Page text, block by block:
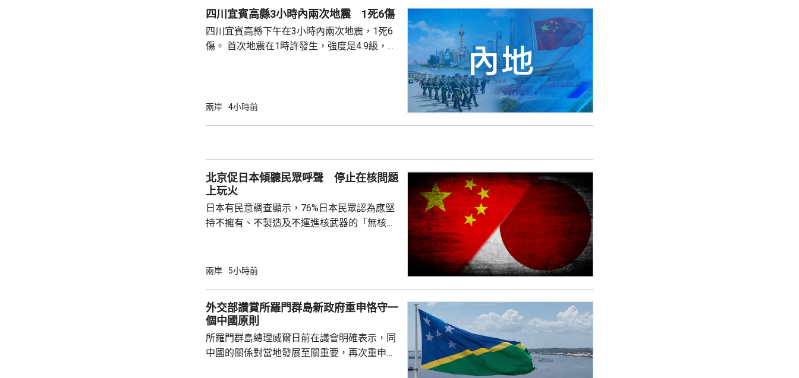
後，已聯繫辦案警局及醫院，要求積極救治傷
者，妥善保存死者遺體。使館已聯繫死者在國
內的親屬，將為家屬在泰國善後提...
四川宜賓高縣3小時內兩次地震 1死6傷
四川宜賓高縣下午在3小時內兩次地震，1死6
傷。 首次地震在1時許發生，強度是4.9級，4
部緊急調集17支救援力量合共180多人救災。
兩岸 4小時前
北京促日本傾聽民眾呼聲 停止在核問題
上玩火
日本有民意調查顯示，76%日本民眾認為應堅
持不擁有、不製造及不運進核武器的「無核三
言人林劍回應指，民調結果充分反映日本主流
圖突破「無核三原則」，暴露出日本右翼勢力
日益膨脹的政治、軍事野心，是拿一億多日本
人民的未來豪賭。 林劍指出，民心不...
兩岸 5小時前
外交部讚賞所羅門群島新政府重申恪守一
個中國原則
所羅門群島總理威爾日前在議會明確表示，同
中國的關係對當地發展至關重要，再次重申所